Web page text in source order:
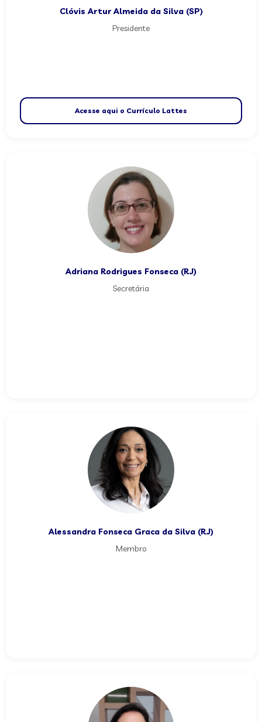
Clóvis Artur Almeida da Silva (SP)
Presidente
Acesse aqui o Currículo Lattes
Adriana Rodrigues Fonseca (RJ)
Secretária
Alessandra Fonseca Graca da Silva (RJ)
Membro